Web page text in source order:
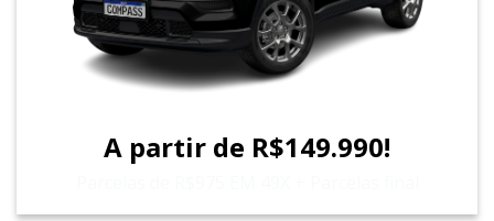
A partir de R$149.990!